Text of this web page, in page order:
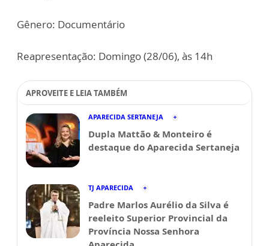
Gênero: Documentário
Reapresentação: Domingo (28/06), às 14h
APROVEITE E LEIA TAMBÉM
APARECIDA SERTANEJA
Dupla Mattão & Monteiro é
destaque do Aparecida Sertaneja
TJ APARECIDA
Padre Marlos Aurélio da Silva é
reeleito Superior Provincial da
Província Nossa Senhora